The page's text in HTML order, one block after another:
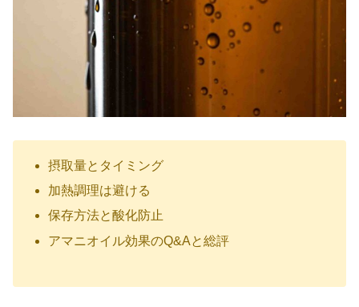
摂取量とタイミング
加熱調理は避ける
保存方法と酸化防止
アマニオイル効果のQ&Aと総評